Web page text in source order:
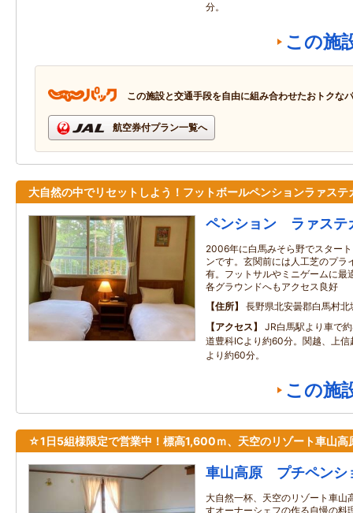
分。
この施
この施設と交通手段を自由に組み合わせたおトクな
航空券付プラン一覧へ
大自然の中でリセットしよう！フットボールペンションラァステ
ペンション ラァステ
2006年に白馬みそら野でスター
ンです。玄関前には人工芝のプラ
有。フットサルやミニゲームに最
各グラウンドへもアクセス良好
住所
長野県北安曇郡白馬村
アクセス
JR白馬駅より車で
道豊科ICより約60分。関越、上信
より約60分。
この施
☆1日5組様限定で営業中！標高1,600ｍ、天空のリゾート車山高
車山高原 プチペン
大自然一杯、天空のリゾート車山
すオーナーシェフの作る自慢の料